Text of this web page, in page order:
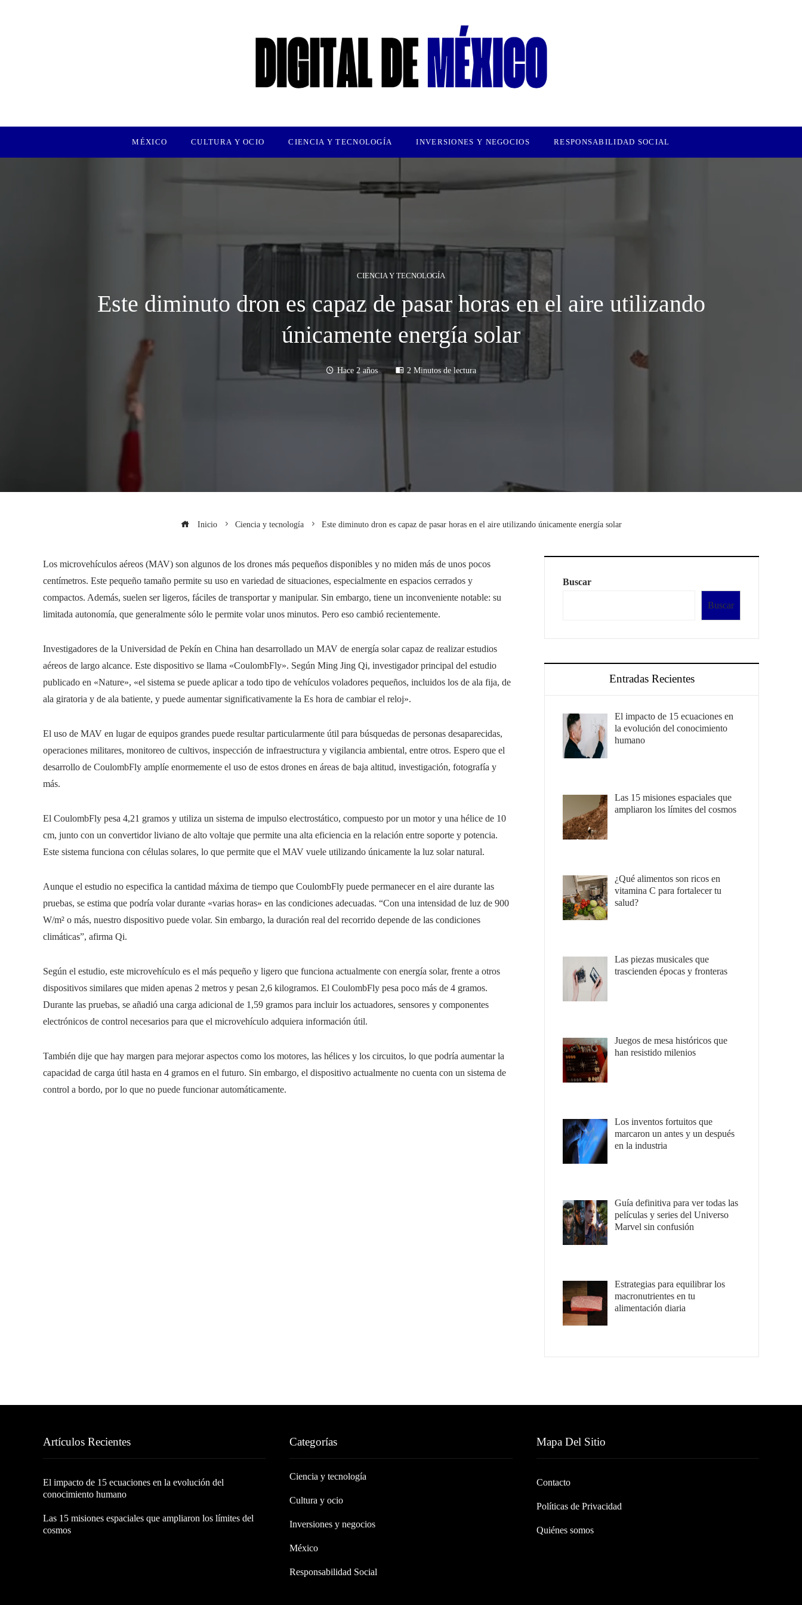
MÉXICO CULTURA Y OCIO CIENCIA Y TECNOLOGÍA INVERSIONES Y NEGOCIOS RESPONSABILIDAD SOCIAL
CIENCIA Y TECNOLOGÍA
Este diminuto dron es capaz de pasar horas en el aire utilizando
únicamente energía solar
Hace 2 años 2 Minutos de lectura
Inicio Ciencia y tecnología Este diminuto dron es capaz de pasar horas en el aire utilizando únicamente energía solar
Los microvehículos aéreos (MAV) son algunos de los drones más pequeños disponibles y no miden más de unos pocos
centímetros. Este pequeño tamaño permite su uso en variedad de situaciones, especialmente en espacios cerrados y
compactos. Además, suelen ser ligeros, fáciles de transportar y manipular. Sin embargo, tiene un inconveniente notable: su
limitada autonomía, que generalmente sólo le permite volar unos minutos. Pero eso cambió recientemente.
Investigadores de la Universidad de Pekín en China han desarrollado un MAV de energía solar capaz de realizar estudios
aéreos de largo alcance. Este dispositivo se llama «CoulombFly». Según Ming Jing Qi, investigador principal del estudio
publicado en «Nature», «el sistema se puede aplicar a todo tipo de vehículos voladores pequeños, incluidos los de ala fija, de
ala giratoria y de ala batiente, y puede aumentar significativamente la Es hora de cambiar el reloj».
El uso de MAV en lugar de equipos grandes puede resultar particularmente útil para búsquedas de personas desaparecidas,
operaciones militares, monitoreo de cultivos, inspección de infraestructura y vigilancia ambiental, entre otros. Espero que el
desarrollo de CoulombFly amplíe enormemente el uso de estos drones en áreas de baja altitud, investigación, fotografía y
más.
El CoulombFly pesa 4,21 gramos y utiliza un sistema de impulso electrostático, compuesto por un motor y una hélice de 10
cm, junto con un convertidor liviano de alto voltaje que permite una alta eficiencia en la relación entre soporte y potencia.
Este sistema funciona con células solares, lo que permite que el MAV vuele utilizando únicamente la luz solar natural.
Aunque el estudio no especifica la cantidad máxima de tiempo que CoulombFly puede permanecer en el aire durante las
pruebas, se estima que podría volar durante «varias horas» en las condiciones adecuadas. “Con una intensidad de luz de 900
W/m² o más, nuestro dispositivo puede volar. Sin embargo, la duración real del recorrido depende de las condiciones
climáticas”, afirma Qi.
Según el estudio, este microvehículo es el más pequeño y ligero que funciona actualmente con energía solar, frente a otros
dispositivos similares que miden apenas 2 metros y pesan 2,6 kilogramos. El CoulombFly pesa poco más de 4 gramos.
Durante las pruebas, se añadió una carga adicional de 1,59 gramos para incluir los actuadores, sensores y componentes
electrónicos de control necesarios para que el microvehículo adquiera información útil.
También dije que hay margen para mejorar aspectos como los motores, las hélices y los circuitos, lo que podría aumentar la
capacidad de carga útil hasta en 4 gramos en el futuro. Sin embargo, el dispositivo actualmente no cuenta con un sistema de
control a bordo, por lo que no puede funcionar automáticamente.
Buscar
Buscar
Entradas Recientes
El impacto de 15 ecuaciones en
la evolución del conocimiento
humano
Las 15 misiones espaciales que
ampliaron los límites del cosmos
¿Qué alimentos son ricos en
vitamina C para fortalecer tu
salud?
Las piezas musicales que
trascienden épocas y fronteras
Juegos de mesa históricos que
han resistido milenios
Los inventos fortuitos que
marcaron un antes y un después
en la industria
Guía definitiva para ver todas las
películas y series del Universo
Marvel sin confusión
Estrategias para equilibrar los
macronutrientes en tu
alimentación diaria
Artículos Recientes
El impacto de 15 ecuaciones en la evolución del
conocimiento humano
Las 15 misiones espaciales que ampliaron los límites del
cosmos
Categorías
Ciencia y tecnología
Cultura y ocio
Inversiones y negocios
México
Responsabilidad Social
Mapa Del Sitio
Contacto
Políticas de Privacidad
Quiénes somos